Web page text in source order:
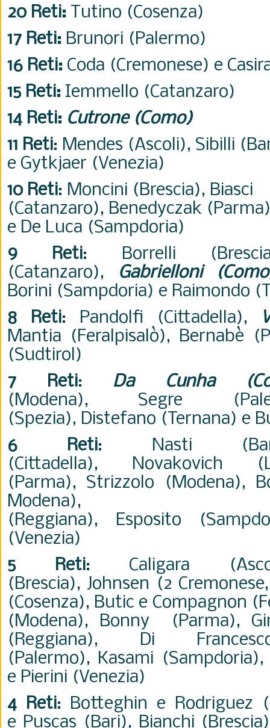
20 Reti: Tutino (Cosenza)
17 Reti: Brunori (Palermo)
16 Reti: Coda (Cremonese) e
15 Reti: Iemmello (Catanzaro)
14 Reti: Cutrone (Como)
11 Reti: Mendes (Ascoli), Sibilli
e Gytkjaer (Venezia)
10 Reti: Moncini (Brescia), Biasci
(Catanzaro), Benedyczak
e De Luca (Sampdoria)
9 Reti: Borrelli
(Catanzaro),
Gabrielloni
Borini (Sampdoria) e Raimondo
8 Reti: Pandolfi (Cittadella),
Mantia (Feralpisalò), Bernabè
(Sudtirol)
7 Reti: Da Cunha
(Modena), Segre
(Spezia), Distefano (Ternana) e
6 Reti: Nasti
(Cittadella), Novakovich
(Parma), Strizzolo (Modena),
(Reggiana), Esposito
(Venezia)
5 Reti: Caligara
(Brescia), Johnsen (2
(Cosenza), Butic e Compagnon
(Modena), Bonny (Parma),
(Reggiana), Di
(Palermo), Kasami
e Pierini (Venezia)
4 Reti: Botteghin e Rodriguez
e Puscas (Bari), Bianchi